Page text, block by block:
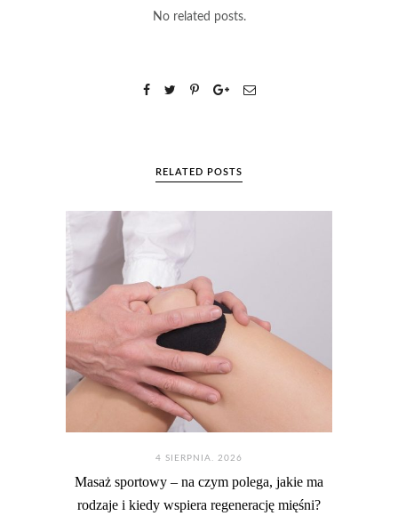
No related posts.
RELATED POSTS
4 SIERPNIA. 2026
Masaż sportowy – na czym polega, jakie ma
rodzaje i kiedy wspiera regenerację mięśni?